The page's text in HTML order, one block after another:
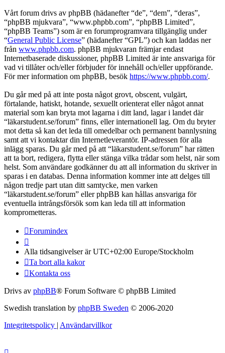
Vårt forum drivs av phpBB (hädanefter “de”, “dem”, “deras”,
“phpBB mjukvara”, “www.phpbb.com”, “phpBB Limited”,
“phpBB Teams”) som är en forumprogramvara tillgänglig under
“General Public License” (hädanefter “GPL”) och kan laddas ner
från www.phpbb.com. phpBB mjukvaran främjar endast
Internetbaserade diskussioner, phpBB Limited är inte ansvariga för
vad vi tillåter och/eller förbjuder för innehåll och/eller uppförande.
För mer information om phpBB, besök https://www.phpbb.com/.
Du går med på att inte posta något grovt, obscent, vulgärt,
förtalande, hatiskt, hotande, sexuellt orienterat eller något annat
material som kan bryta mot lagarna i ditt land, lagar i landet där
“läkarstudent.se/forum” finns, eller internationell lag. Om du bryter
mot detta så kan det leda till omedelbar och permanent bannlysning
samt att vi kontaktar din Internetleverantör. IP-adressen för alla
inlägg sparas. Du går med på att “läkarstudent.se/forum” har rätten
att ta bort, redigera, flytta eller stänga vilka trådar som helst, när som
helst. Som användare godkänner du att all information du skriver in
sparas i en databas. Denna information kommer inte att delges till
någon tredje part utan ditt samtycke, men varken
“läkarstudent.se/forum” eller phpBB kan hållas ansvariga för
eventuella intrångsförsök som kan leda till att information
komprometteras.
Forumindex
Alla tidsangivelser är UTC+02:00 Europe/Stockholm
Ta bort alla kakor
Kontakta oss
Drivs av phpBB® Forum Software © phpBB Limited
Swedish translation by phpBB Sweden © 2006-2020
Integritetspolicy | Användarvillkor